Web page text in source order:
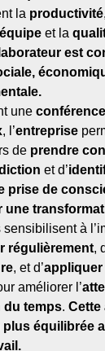
la productivité
et la
est
uneconférence
, l’entreprise
de prendre
et d’
prise de
une
à
régulièrement,
, et d’
améliorer l’
du temps.Cette
équilibrée